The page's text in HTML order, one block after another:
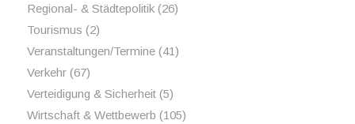
Regional- & Städtepolitik(26)
Tourismus (2)
Veranstaltungen/Termine(41)
Verkehr(67)
Verteidigung & Sicherheit(5)
Wirtschaft & Wettbewerb (105)